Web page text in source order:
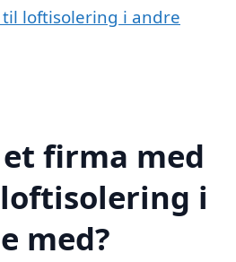
loftisolering i andre
firma med
i
med?